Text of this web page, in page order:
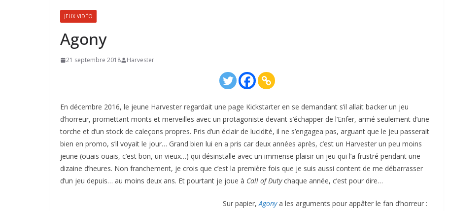
JEUX VIDÉO
Agony
21 septembre 2018 Harvester
En décembre 2016, le jeune Harvester regardait une page Kickstarter en se demandant s’il allait backer un jeu
d’horreur, promettant monts et merveilles avec un protagoniste devant s’échapper de l’Enfer, armé seulement d’une
torche et d’un stock de caleçons propres. Pris d’un éclair de lucidité, il ne s’engagea pas, arguant que le jeu passerait
bien en promo, s’il voyait le jour… Grand bien lui en a pris car deux années après, c’est un Harvester un peu moins
jeune (ouais ouais, c’est bon, un vieux…) qui désinstalle avec un immense plaisir un jeu qui l’a frustré pendant une
dizaine d’heures. Non franchement, je crois que c’est la première fois que je suis aussi content de me débarrasser
d’un jeu depuis… au moins deux ans. Et pourtant je joue à Call of Dutychaque année, c’est pour dire…
Sur papier,Agony a les arguments pour appâter le fan d’horreur :